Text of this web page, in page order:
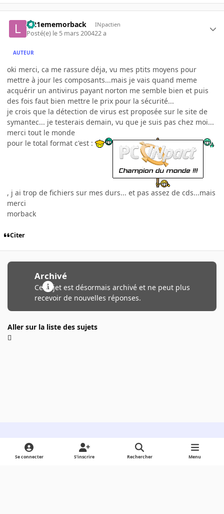
le21ememorback INpactien
Posté(e) le 5 mars 200422 a
AUTEUR
oki merci, ca me rassure déja, vu mes ptits moyens pour
mettre à jour les composants...mais je vais quand meme
acquérir un antivirus payant norton me semble bien et puis
des fois faut bien mettre le prix pour la sécurité...
je crois que la détection de virus est proposée sur le site de
symantec... je testerais demain, vu que je suis pas chez moi...
merci tout le monde
pour le total format c'est :
, j ai trop de fichiers sur mes durs... et pas assez de cds...mais
merci
morback
Citer
Archivé
Ce sujet est désormais archivé et ne peut plus
recevoir de nouvelles réponses.
Aller sur la liste des sujets
Light ModeDark ModeSystem Preference
Se connecter S’inscrire Rechercher Menu